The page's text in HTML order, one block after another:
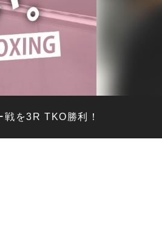
を3R TKO勝利！